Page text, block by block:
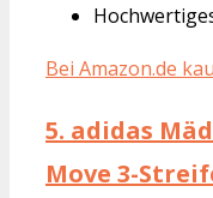
Bei Amazon.de
5. adidas
Move 3-